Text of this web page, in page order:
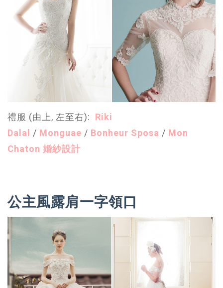
禮服 (由上, 左至右): Riki
Dalal
/ Monguae / Bonheur Sposa / Mon
Chaton 婚紗設計
公主風露肩一字領口